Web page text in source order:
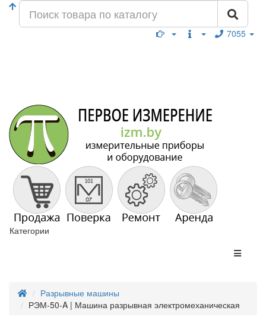
7055
Категории
Разрывные машины
РЭМ-50-A | Машина разрывная электромеханическая